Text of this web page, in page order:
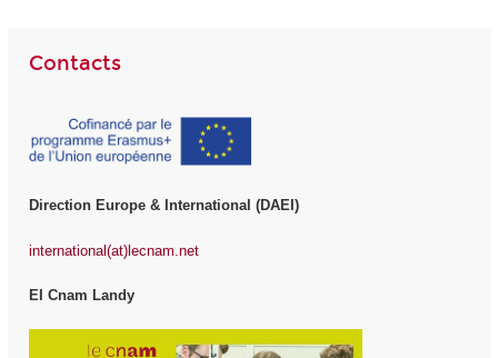
Contacts
Direction Europe & International (DAEI)
international(at)lecnam.net
EI Cnam Landy